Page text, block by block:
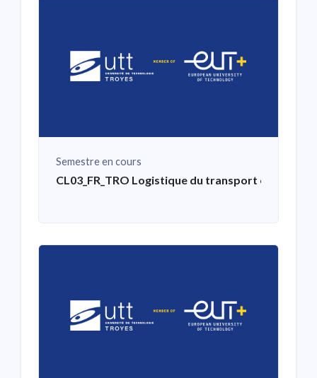
Semestre en cours
CL03_FR_TRO Logistique du transport et